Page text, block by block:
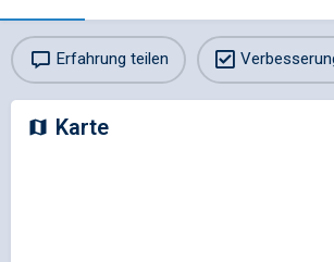
Erfahrung teilen
Karte